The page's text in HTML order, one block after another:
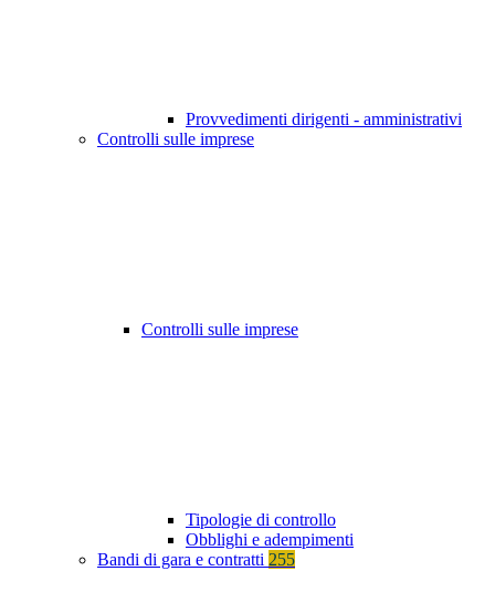
Provvedimenti dirigenti - amministrativi
Controlli sulle imprese
Controlli sulle imprese
Tipologie di controllo
Obblighi e adempimenti
Bandi di gara e contratti 255